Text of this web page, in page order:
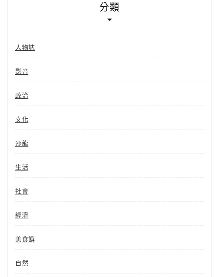
分類
人物誌
影音
政治
文化
沙龍
生活
社會
經濟
美食饌
自然